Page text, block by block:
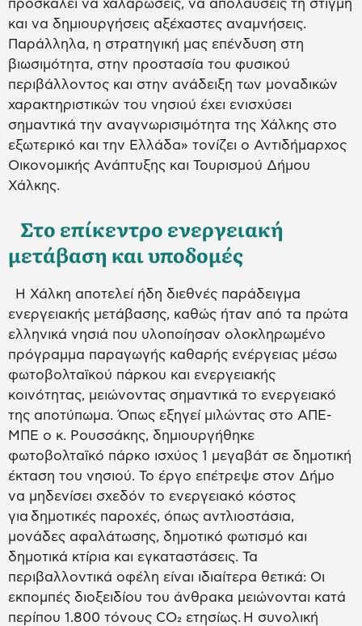
προσκαλεί να χαλαρώσεις, να απολαύσεις τη στιγμή
και να δημιουργήσεις αξέχαστες αναμνήσεις.
Παράλληλα, η στρατηγική μας επένδυση στη
βιωσιμότητα, στην προστασία του φυσικού
περιβάλλοντος και στην ανάδειξη των μοναδικών
χαρακτηριστικών του νησιού έχει ενισχύσει
σημαντικά την αναγνωρισιμότητα της Χάλκης στο
εξωτερικό και την Ελλάδα» τονίζει ο Αντιδήμαρχος
Οικονομικής Ανάπτυξης και Τουρισμού Δήμου
Χάλκης.
Στο επίκεντρο ενεργειακή
μετάβαση και υποδομές
Η Χάλκη αποτελεί ήδη διεθνές παράδειγμα
ενεργειακής μετάβασης, καθώς ήταν από τα πρώτα
ελληνικά νησιά που υλοποίησαν ολοκληρωμένο
πρόγραμμα παραγωγής καθαρής ενέργειας μέσω
φωτοβολταϊκού πάρκου και ενεργειακής
κοινότητας, μειώνοντας σημαντικά το ενεργειακό
της αποτύπωμα. Όπως εξηγεί μιλώντας στο ΑΠΕ-
ΜΠΕ ο κ. Ρουσσάκης, δημιουργήθηκε
φωτοβολταϊκό πάρκο ισχύος 1 μεγαβάτ σε δημοτική
έκταση του νησιού. Το έργο επέτρεψε στον Δήμο
να μηδενίσει σχεδόν το ενεργειακό κόστος
για δημοτικές παροχές, όπως αντλιοστάσια,
μονάδες αφαλάτωσης, δημοτικό φωτισμό και
δημοτικά κτίρια και εγκαταστάσεις. Τα
περιβαλλοντικά οφέλη είναι ιδιαίτερα θετικά: Οι
εκπομπές διοξειδίου του άνθρακα μειώνονται κατά
περίπου 1.800 τόνους CO₂ ετησίως. Η συνολική